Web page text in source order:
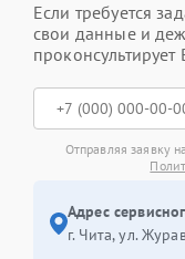
Если требуется
свои данные и
проконсультирует
Отправляя заявку
Адрес
г. Чита, ул.